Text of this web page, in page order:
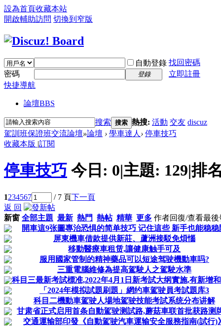
設為首頁收藏本站
開啟輔助訪問 切換到窄版
自動登錄 找回密碼
密碼
登錄
立即註冊
快捷導航
論壇BBS
搜索 搜索 熱搜: 活動 交友 discuz
駕訓班保證班交流論壇»論壇 › 學車達人 › 停車技巧
收藏本版 |訂閱
停車技巧 今日: 0|主題: 129|排
1234567 / 7 頁下一頁
返 回
新窗 全部主題 最新 熱門 熱帖 精華 更多 作者回復/查看最後
開車這9张圖專治恐惧的简单技巧 记住這些 新手也能稳稳
屏東機車借款提供新莊、蘆洲接駁免煩惱
移動醫療車租赁,讓健康触手可及
服用國家管制的精神藥品可以短途驾驶機動車吗?
三重電腦維修為提高駕駛人之駕駛水準
科目三最新考試標准,2022年4月1日新考試大纲實施,有新增
「2024年模拟試題刷題」網约車駕驶員考試題库3
科目二機動車駕驶人場地駕驶技能考試系统分布讲解
甘肃省正式启用首条自動駕驶测試路,蘑菇車联首批获路测
交通運输部印發《自動駕驶汽車運输安全服務指南(試行)